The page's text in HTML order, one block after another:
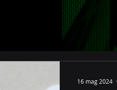
16 mag 2024